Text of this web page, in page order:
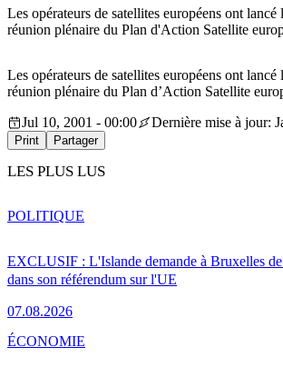
Les opérateurs de satellites européens ont lancé
réunion plénaire du Plan d'Action Satellite
Les opérateurs de satellites européens ont lancé
réunion plénaire du Plan d’Action Satellite
Jul 10, 2001 - 00:00
Dernière mise à jour:
Print Partager
LES PLUS LUS
EXCLUSIF : L'Islande demande à Bruxelles de
dans son référendum sur l'UE
07.08.2026
POLITIQUE
ÉCONOMIE